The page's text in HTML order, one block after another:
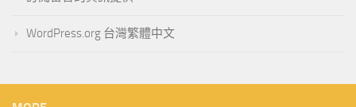
WordPress.org 台灣繁體中文